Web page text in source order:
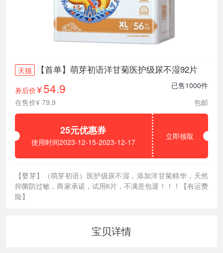
天猫 【首单】萌芽初语洋甘菊医护级尿不湿92片
券后价¥ 54.9
已售1000件
在售价¥ 79.9
包邮
25元优惠券
使用时间2023-12-15-2023-12-17
立即领取
【婴芽】（萌芽初语）医护级尿不湿，添加洋甘菊精华，天然
抑菌防过敏，商家承诺，试用6片，不满意包退！！！【有运费
险】
宝贝详情